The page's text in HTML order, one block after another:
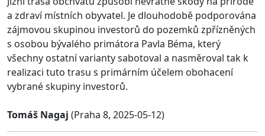
a zdraví místních obyvatel. Je dlouhodobě podporována
zájmovou skupinou investorů do pozemků zpřízněných
s osobou bývalého primátora Pavla Béma, který
všechny ostatní varianty sabotoval a nasměroval tak k
realizaci tuto trasu s primárním účelem obohacení
vybrané skupiny investorů.
Tomáš Nagaj (Praha 8, 2025-05-12)